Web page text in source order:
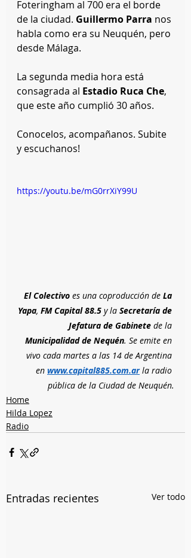
Foteringham al 700 era el borde
de la ciudad. Guillermo Parra nos
habla como era su Neuquén, pero
desde Málaga.
La segunda media hora está
consagrada al Estadio Ruca Che,
que este año cumplió 30 años.
Conocelos, acompañanos. Subite
y escuchanos!
https://youtu.be/mG0rrXiY99U
El Colectivo es una coproducción de La
Yapa, FM Capital 88.5 y la Secretaría de
Jefatura de Gabinete de la
Municipalidad de Nequén. Se emite en
vivo cada martes a las 14 de Argentina
en www.capital885.com.ar la radio
pública de la Ciudad de Neuquén.
Home
Hilda Lopez
Radio
Entradas recientes Ver todo